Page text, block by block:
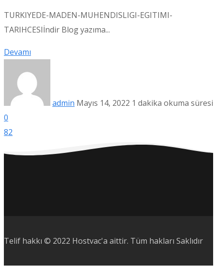
TURKIYEDE-MADEN-MUHENDISLIGI-EGITIMI-
TARIHCESIİndir Blog yazıma...
Devamı
admin Mayıs 14, 2022 1 dakika okuma süresi
0
82
Telif hakkı © 2022 Hostvac'a aittir. Tüm hakları Saklıdır